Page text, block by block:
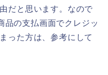
だと思います。なので
品の支払画面でクレジッ
った方は、参考にして